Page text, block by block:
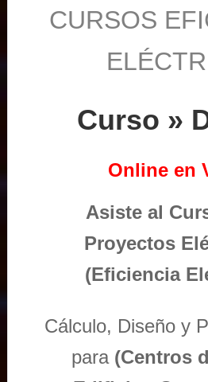
CURSOS
Curso »
Online en
Asiste al
Proyectos
(Eficiencia
Cálculo, Diseño y
para (Centros